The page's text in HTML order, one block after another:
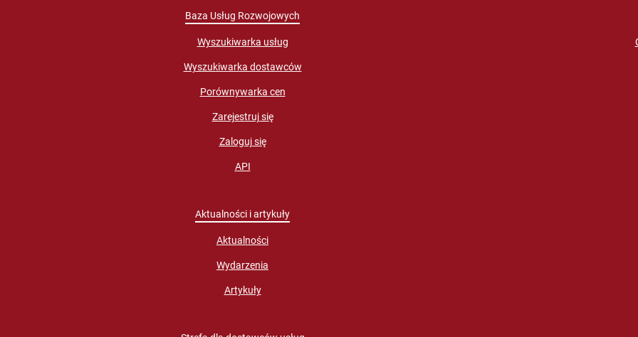
Baza Usług Rozwojowych
Wyszukiwarka usług
Wyszukiwarka dostawców
Porównywarka cen
Zarejestruj się
Zaloguj się
API
Aktualności i artykuły
Aktualności
Wydarzenia
Artykuły